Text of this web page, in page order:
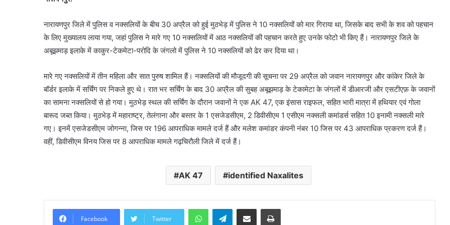
नारायणपुर जिले में पुलिस व नक्सलियों के बीच 30 अप्रैल को हुई मुठभेड़ में पुलिस ने 10 नक्सलियों को मार गिराया था, जिसके बाद सभी के शव को पहचान
के लिए मुख्यालय लाया गया, जहां पुलिस ने मारे गए 10 नक्सलियों में आठ नक्सलियों की पहचान करते हुए उनके फोटो भी किए हैं। नारायणपुर जिले के
अबूझमाड़ इलाके में काकुर-टेकमेटा-परोदि के जंगलो में पुलिस ने 10 नक्सलियों को ढेर कर दिया था।
मारे गए नक्सलियों में तीन महिला और सात पुरुष शामिल हैं। नक्सलियों की मौजूदगी की सूचना पर 29 अप्रैल को जवान नारायणपुर और कांकेर जिले के
बॉर्डर इलाके में सर्चिंग पर निकले हुए थे। रात भर सर्चिंग के बाद 30 अप्रैल की सुबह अबूझमाड़ के टेकामेटा के जंगलों में डीआरजी और एसटीएफ़ के जवानों
का सामना नक्सलियों से हो गया। मुठभेड़ स्थल की सर्चिंग के दौरान जवानों ने एक AK 47, एक इंसास राइफल, सहित भारी मात्रा में हथियार एवं गोला
बारूद जब्त किया। मुठभेड़ में महाराष्ट्र, तेलंगाना और बस्तर के 1 एसजेडसीएम, 2 डिवीसीएम 1 एसीएम नक्सली कमांडर्स सहित 10 इनामी नक्सली मारे
गए। इनमें एसजेडसीएम जोगन्ना, जिस पर 196 आपराधिक मामले दर्ज हैं और मलेश कमांडर कंपनी नंबर 10 जिस पर 43 आपराधिक प्रकरण दर्ज हैं।
वहीं, डिवीसीएम विनय जिस पर 8 आपराधिक मामले गढ़चिरौली जिले में दर्ज हैं।
AK 47 identified Naxalites
Facebook Twitter
WhatsAppTelegramShare via Email Print